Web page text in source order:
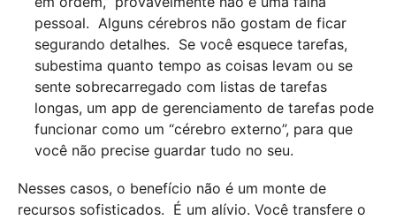
pessoal. Alguns cérebros não gostam de ficar
segurando detalhes. Se você esquece tarefas,
subestima quanto tempo as coisas levam ou se
sente sobrecarregado com listas de tarefas
longas, um app de gerenciamento de tarefas pode
funcionar como um “cérebro externo”, para que
você não precise guardar tudo no seu.
Nesses casos, o benefício não é um monte de
recursos sofisticados. É um alívio. Você transfere o